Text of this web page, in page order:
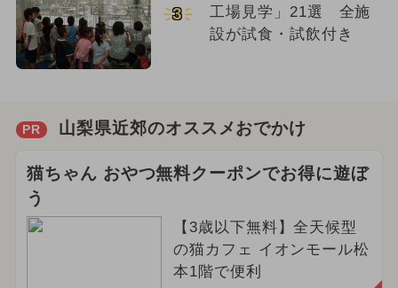
3
工場見学」21選 全施
設が試食・試飲付き
PR 山梨県近郊のオススメおでかけ
猫ちゃん おやつ無料クーポンでお得に遊ぼ
う
【3歳以下無料】全天候型
の猫カフェ イオンモール松
本1階で便利